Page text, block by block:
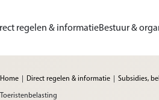
regelen & informatieBestuur &
Home Direct regelen & informatie
Subsidies,
Toeristenbelasting